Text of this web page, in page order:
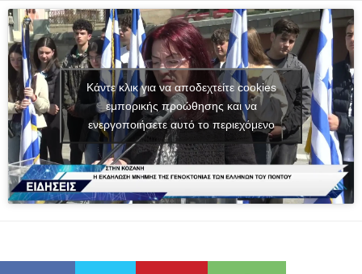
Κάντε κλικ για να αποδεχτείτε cookies
εμπορικής προώθησης και να
ενεργοποιήσετε αυτό το περιεχόμενο